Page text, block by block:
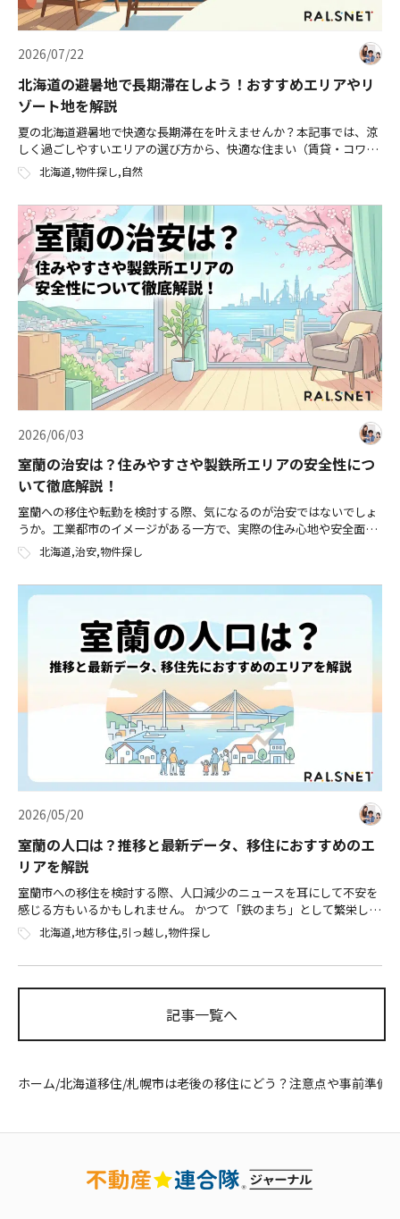
2026/07/22
北海道の避暑地で長期滞在しよう！おすすめエリアやリ
ゾート地を解説
夏の北海道避暑地で快適な長期滞在を叶えませんか？本記事では、涼
しく過ごしやすいエリアの選び方から、快適な住まい（賃貸・コワー
キングスペース付き物件など）を見つけるための具体的なコツまで徹
底解説します。猛暑を避けて、北海道の大自然に囲まれた理想のデュ
北海道,物件探し,自然
2026/06/03
室蘭の治安は？住みやすさや製鉄所エリアの安全性につ
いて徹底解説！
室蘭への移住や転勤を検討する際、気になるのが治安ではないでしょ
うか。工業都市のイメージがある一方で、実際の住み心地や安全面に
ついては、意外と知られていない情報も多いものです。 本記事では、
室蘭の治安状況をデータに基づいて […]
北海道,治安,物件探し
2026/05/20
室蘭の人口は？推移と最新データ、移住におすすめのエ
リアを解説
室蘭市への移住を検討する際、人口減少のニュースを耳にして不安を
感じる方もいるかもしれません。 かつて「鉄のまち」として繁栄した
室蘭ですが、2025年には約7.3万人まで人口が減少しており、街の在り
方が変わりつつあります。 […]
北海道,地方移住,引っ越し,物件探し
記事一覧へ
ホーム/北海道移住/札幌市は老後の移住にどう？注意点や事前準備